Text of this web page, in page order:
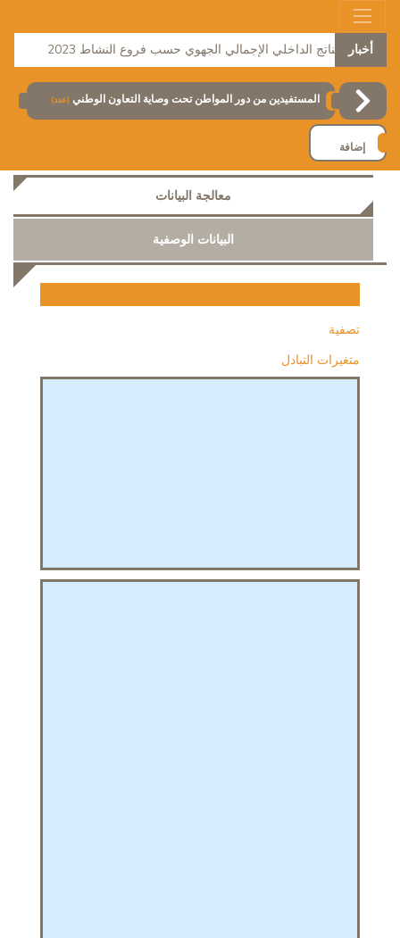
أخبارالناتج الداخلي الإجمالي الجهوي حسب فروع النشاط 2023
معدل البطالة 2025
المستفيدين من دور المواطن تحت وصاية التعاون الوطني (عدد)
إضافة
معالجة البيانات
البيانات الوصفية
تصفية
متغيرات التبادل